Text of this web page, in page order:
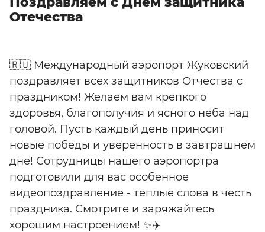
Отечества
🇷🇺 Международный аэропорт Жуковский
поздравляет всех защитников Отчества с
праздником! Желаем вам крепкого
здоровья, благополучия и ясного неба над
головой. Пусть каждый день приносит
новые победы и уверенность в завтрашнем
дне! Сотрудницы нашего аэропортра
подготовили для вас особенное
видеопоздравление - тёплые слова в честь
праздника. Смотрите и заряжайтесь
хорошим настроением! ✨✈️